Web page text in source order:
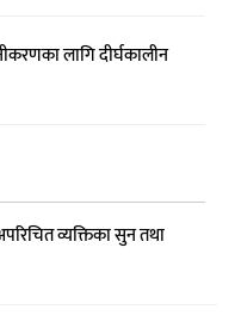
लागि दीर्घकालीन
व्यक्तिका सुन तथा